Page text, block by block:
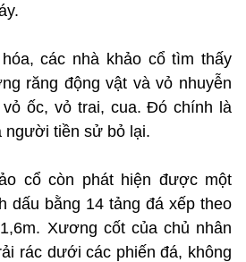
các nhà khảo cổ tìm thấy
răng động vật và vỏ nhuyễn
ốc, vỏ trai, cua. Đó chính là
người tiền sử bỏ lại.
cổ còn phát hiện được một
dấu bằng 14 tảng đá xếp theo
Xương cốt của chủ nhân
rác dưới các phiến đá, không